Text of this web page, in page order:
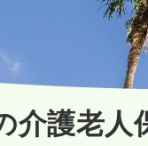
介護老人